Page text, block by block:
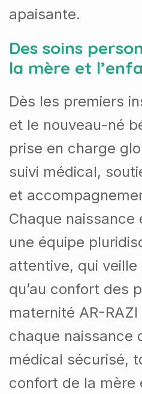
apaisante.
Des soins
la mère et
Dès les premiers
et le nouveau-né
prise en charge
suivi médical,
et
Chaque
une équipe
attentive, qui
qu’au confort des
maternité AR-
chaque naissance
médical sécurisé,
confort de la mère